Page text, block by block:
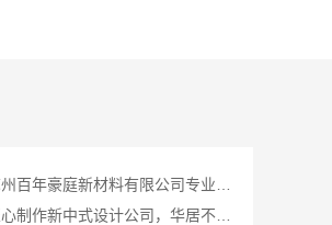
匠心制作新中式设计公司，华居不锈钢传承东方美学